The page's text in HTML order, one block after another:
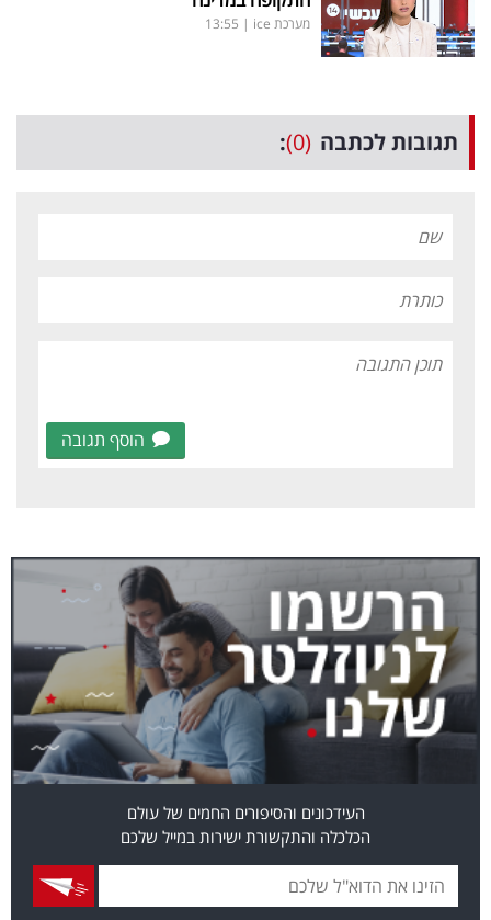
מערכת ice |
13:55
תגובות לכתבה (0)
:
הוסף תגובה
העידכונים והסיפורים החמים של עולם
הכלכלה והתקשורת ישירות במייל שלכם